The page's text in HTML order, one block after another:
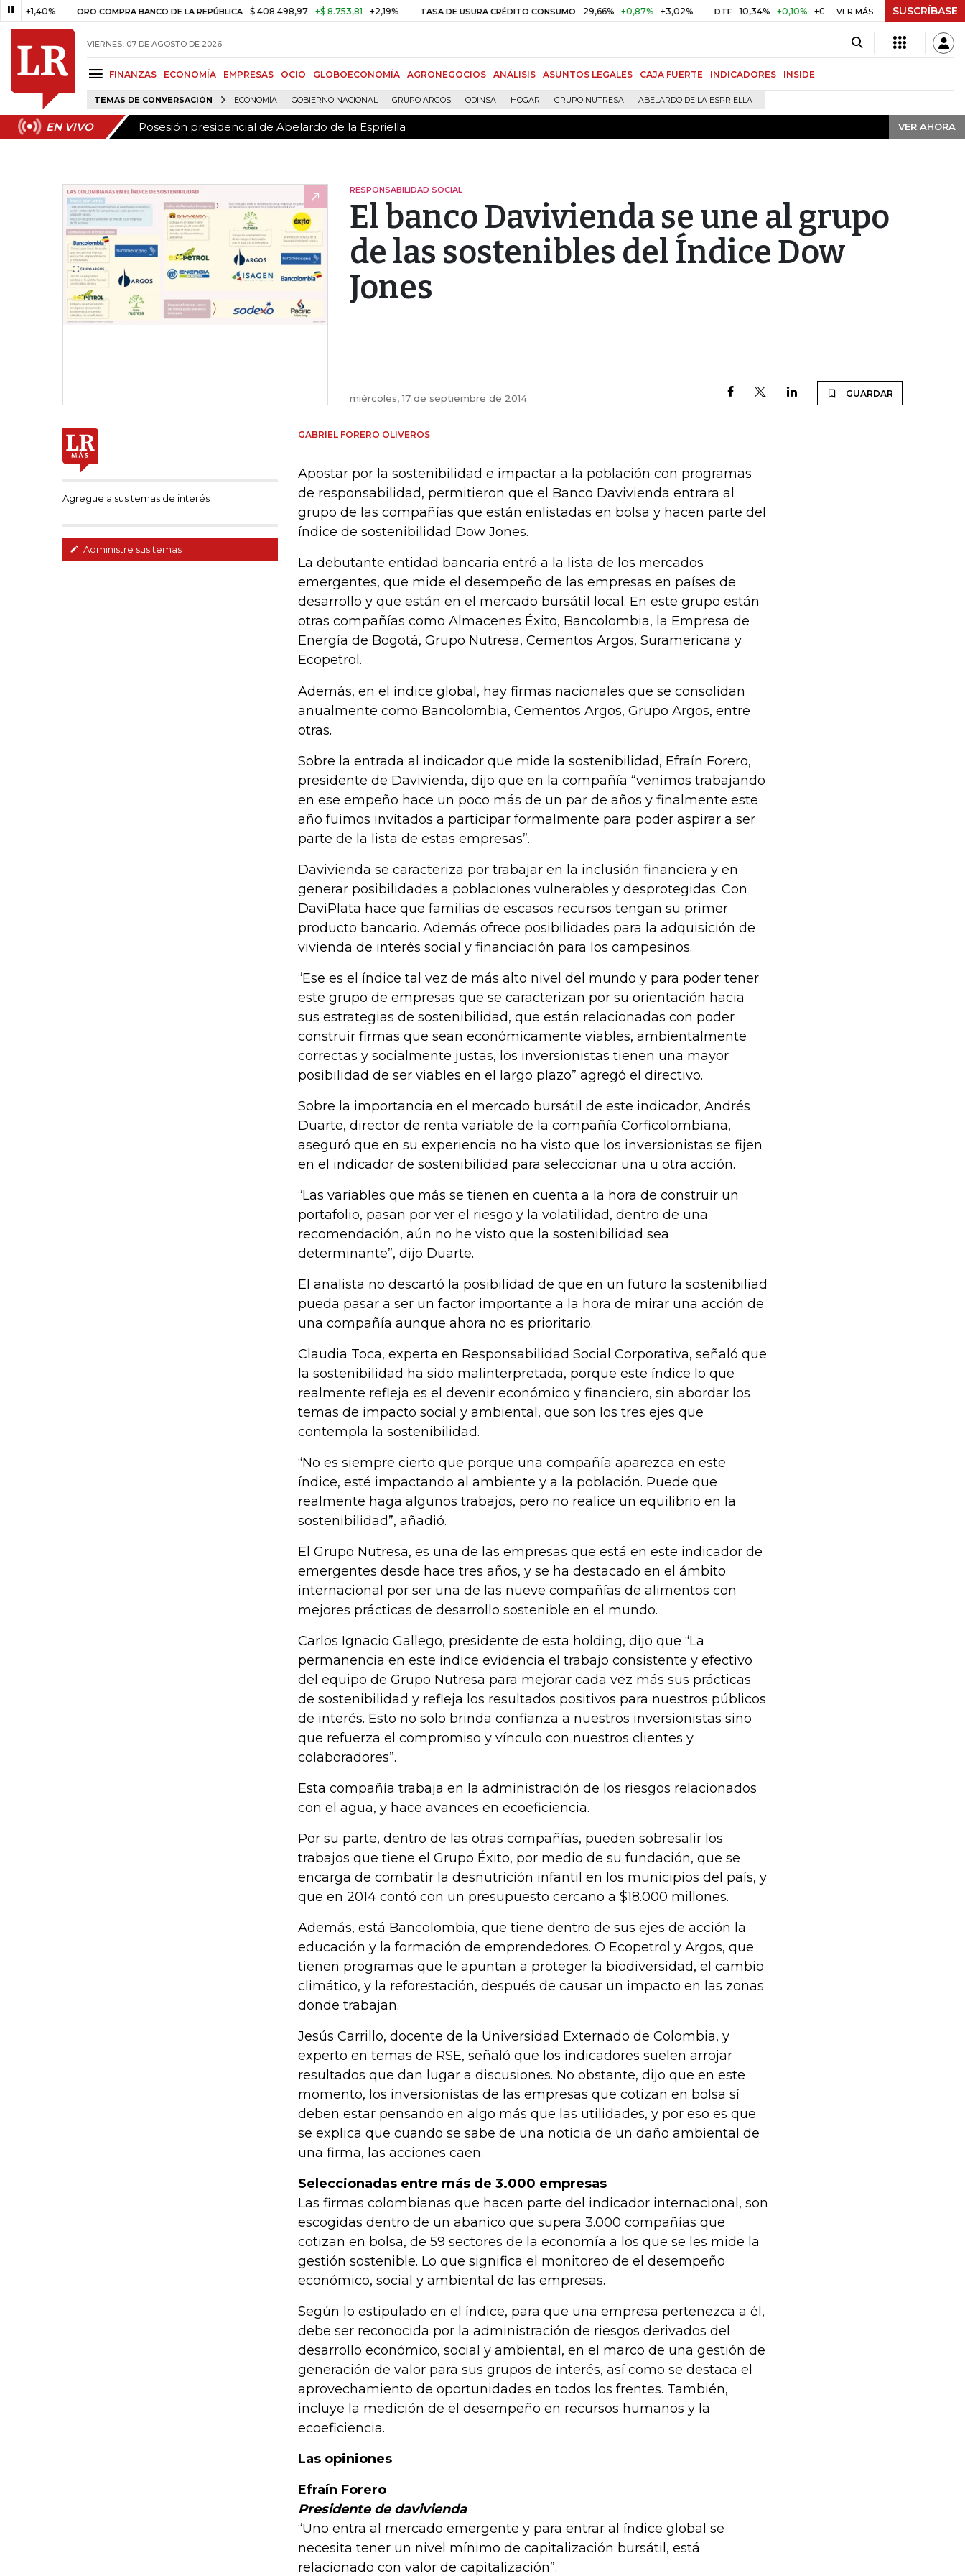
ORO COMPRA BANCO DE LA REPÚBLICA $ 408.498,97 +$ 8.753,81 +2,19% TASA DE USURA CRÉDITO CONSUMO 29,66% +0,87% +3,02% DTF 10,34% +0,10% +0,98% UVR $ 416,91 +$ 0,05 +0,01%
VER MÁS SUSCRÍBASE
VIERNES, 07 DE AGOSTO DE 2026
FINANZAS ECONOMÍA EMPRESAS OCIO GLOBOECONOMÍA AGRONEGOCIOS ANÁLISIS ASUNTOS LEGALES CAJA FUERTE INDICADORES INSIDE
TEMAS DE CONVERSACIÓN ECONOMÍA GOBIERNO NACIONAL GRUPO ARGOS ODINSA HOGAR GRUPO NUTRESA ABELARDO DE LA ESPRIELLA
EN VIVO Posesión presidencial de Abelardo de la Espriella VER AHORA
EN VIVO Posesión presidencial de Abelardo de la Espriella VER AHORA
RESPONSABILIDAD SOCIAL
El banco Davivienda se une al grupo
de las sostenibles del Índice Dow
Jones
miércoles, 17 de septiembre de 2014 GUARDAR
Agregue a sus temas de interés
Administre sus temas
GABRIEL FORERO OLIVEROS
Apostar por la sostenibilidad e impactar a la población con programas
de responsabilidad, permitieron que el Banco Davivienda entrara al
grupo de las compañías que están enlistadas en bolsa y hacen parte del
índice de sostenibilidad Dow Jones.
La debutante entidad bancaria entró a la lista de los mercados
emergentes, que mide el desempeño de las empresas en países de
desarrollo y que están en el mercado bursátil local. En este grupo están
otras compañías como Almacenes Éxito, Bancolombia, la Empresa de
Energía de Bogotá, Grupo Nutresa, Cementos Argos, Suramericana y
Ecopetrol.
Además, en el índice global, hay firmas nacionales que se consolidan
anualmente como Bancolombia, Cementos Argos, Grupo Argos, entre
otras.
Sobre la entrada al indicador que mide la sostenibilidad, Efraín Forero,
presidente de Davivienda, dijo que en la compañía “venimos trabajando
en ese empeño hace un poco más de un par de años y finalmente este
año fuimos invitados a participar formalmente para poder aspirar a ser
parte de la lista de estas empresas”.
Davivienda se caracteriza por trabajar en la inclusión financiera y en
generar posibilidades a poblaciones vulnerables y desprotegidas. Con
DaviPlata hace que familias de escasos recursos tengan su primer
producto bancario. Además ofrece posibilidades para la adquisición de
vivienda de interés social y financiación para los campesinos.
“Ese es el índice tal vez de más alto nivel del mundo y para poder tener
este grupo de empresas que se caracterizan por su orientación hacia
sus estrategias de sostenibilidad, que están relacionadas con poder
construir firmas que sean económicamente viables, ambientalmente
correctas y socialmente justas, los inversionistas tienen una mayor
posibilidad de ser viables en el largo plazo” agregó el directivo.
Sobre la importancia en el mercado bursátil de este indicador, Andrés
Duarte, director de renta variable de la compañía Corficolombiana,
aseguró que en su experiencia no ha visto que los inversionistas se fijen
en el indicador de sostenibilidad para seleccionar una u otra acción.
“Las variables que más se tienen en cuenta a la hora de construir un
portafolio, pasan por ver el riesgo y la volatilidad, dentro de una
recomendación, aún no he visto que la sostenibilidad sea
determinante”, dijo Duarte.
El analista no descartó la posibilidad de que en un futuro la sostenibiliad
pueda pasar a ser un factor importante a la hora de mirar una acción de
una compañía aunque ahora no es prioritario.
Claudia Toca, experta en Responsabilidad Social Corporativa, señaló que
la sostenibilidad ha sido malinterpretada, porque este índice lo que
realmente refleja es el devenir económico y financiero, sin abordar los
temas de impacto social y ambiental, que son los tres ejes que
contempla la sostenibilidad.
“No es siempre cierto que porque una compañía aparezca en este
índice, esté impactando al ambiente y a la población. Puede que
realmente haga algunos trabajos, pero no realice un equilibrio en la
sostenibilidad”, añadió.
El Grupo Nutresa, es una de las empresas que está en este indicador de
emergentes desde hace tres años, y se ha destacado en el ámbito
internacional por ser una de las nueve compañías de alimentos con
mejores prácticas de desarrollo sostenible en el mundo.
Carlos Ignacio Gallego, presidente de esta holding, dijo que “La
permanencia en este índice evidencia el trabajo consistente y efectivo
del equipo de Grupo Nutresa para mejorar cada vez más sus prácticas
de sostenibilidad y refleja los resultados positivos para nuestros públicos
de interés. Esto no solo brinda confianza a nuestros inversionistas sino
que refuerza el compromiso y vínculo con nuestros clientes y
colaboradores”.
Esta compañía trabaja en la administración de los riesgos relacionados
con el agua, y hace avances en ecoeficiencia.
Por su parte, dentro de las otras compañías, pueden sobresalir los
trabajos que tiene el Grupo Éxito, por medio de su fundación, que se
encarga de combatir la desnutrición infantil en los municipios del país, y
que en 2014 contó con un presupuesto cercano a $18.000 millones.
Además, está Bancolombia, que tiene dentro de sus ejes de acción la
educación y la formación de emprendedores. O Ecopetrol y Argos, que
tienen programas que le apuntan a proteger la biodiversidad, el cambio
climático, y la reforestación, después de causar un impacto en las zonas
donde trabajan.
Jesús Carrillo, docente de la Universidad Externado de Colombia, y
experto en temas de RSE, señaló que los indicadores suelen arrojar
resultados que dan lugar a discusiones. No obstante, dijo que en este
momento, los inversionistas de las empresas que cotizan en bolsa sí
deben estar pensando en algo más que las utilidades, y por eso es que
se explica que cuando se sabe de una noticia de un daño ambiental de
una firma, las acciones caen.
Seleccionadas entre más de 3.000 empresas
Las firmas colombianas que hacen parte del indicador internacional, son
escogidas dentro de un abanico que supera 3.000 compañías que
cotizan en bolsa, de 59 sectores de la economía a los que se les mide la
gestión sostenible. Lo que significa el monitoreo de el desempeño
económico, social y ambiental de las empresas.
Según lo estipulado en el índice, para que una empresa pertenezca a él,
debe ser reconocida por la administración de riesgos derivados del
desarrollo económico, social y ambiental, en el marco de una gestión de
generación de valor para sus grupos de interés, así como se destaca el
aprovechamiento de oportunidades en todos los frentes. También,
incluye la medición de el desempeño en recursos humanos y la
ecoeficiencia.
Las opiniones
Efraín Forero
Presidente de davivienda
“Uno entra al mercado emergente y para entrar al índice global se
necesita tener un nivel mínimo de capitalización bursátil, está
relacionado con valor de capitalización”.